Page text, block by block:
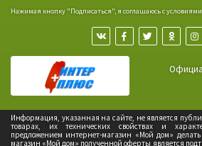
Нажимая кнопку "Подписаться", я соглашаюсь с условиями
Информация, указанная на сайте, не является
товарах, их технических свойствах и
предложением интернет-магазин «Мой дом»
магазин «Мой дом» полученной оферты является